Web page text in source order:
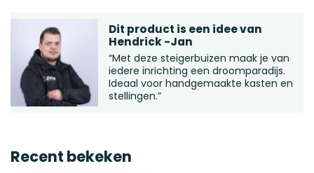
Dit product is een idee van
Hendrick -Jan
“Met deze steigerbuizen maak je van
iedere inrichting een droomparadijs.
Ideaal voor handgemaakte kasten en
stellingen.”
Recent bekeken